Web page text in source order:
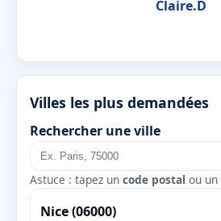
Claire.D
Villes les plus demandées
Rechercher une ville
Astuce : tapez un code postal ou un
Nice (06000)